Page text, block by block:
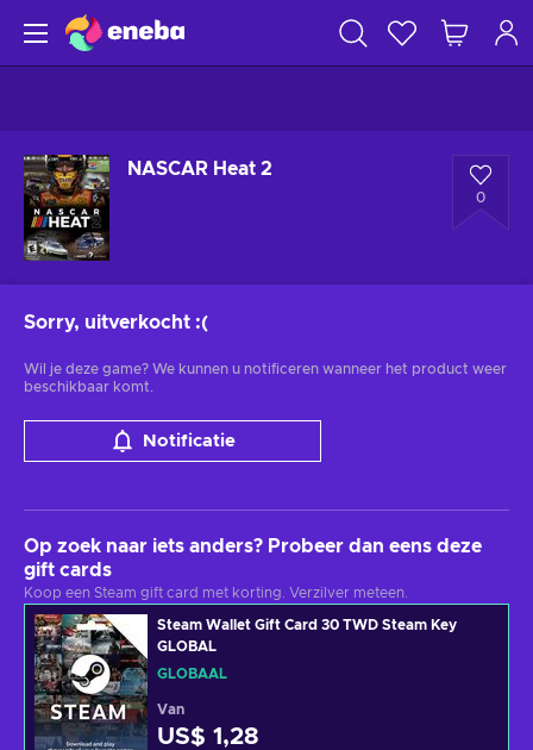
NASCAR Heat 2
0
Sorry, uitverkocht :(
Wil je deze game? We kunnen u notificeren wanneer het product weer
beschikbaar komt.
Notificatie
Op zoek naar iets anders? Probeer dan eens deze
gift cards
Koop een Steam gift card met korting. Verzilver meteen.
Steam Wallet Gift Card 30 TWD Steam Key
GLOBAL
GLOBAAL
Van
US$ 1,28